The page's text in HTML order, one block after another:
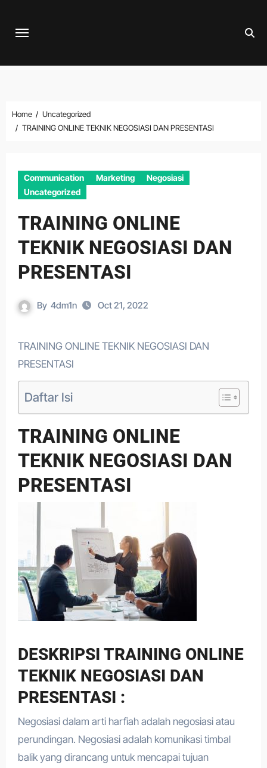
Home
Uncategorized
TRAINING ONLINE TEKNIK NEGOSIASI DAN PRESENTASI
Communication Marketing
Negosiasi
Uncategorized
TRAINING ONLINE
TEKNIK NEGOSIASI DAN
PRESENTASI
By 4dm1n Oct 21, 2022
TRAINING ONLINE TEKNIK NEGOSIASI DAN
PRESENTASI
Daftar Isi
TRAINING ONLINE
TEKNIK NEGOSIASI DAN
PRESENTASI
DESKRIPSI TRAINING ONLINE
TEKNIK NEGOSIASI DAN
PRESENTASI :
Negosiasi dalam arti harfiah adalah negosiasi atau
perundingan. Negosiasi adalah komunikasi timbal
balik yang dirancang untuk mencapai tujuan